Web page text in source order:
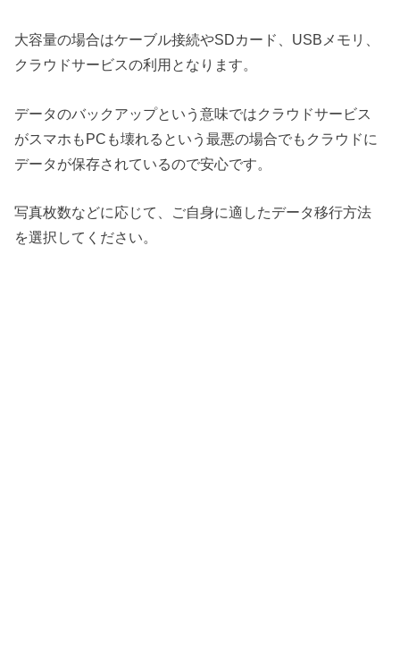
大容量の場合はケーブル接続やSDカード、USBメモリ、
クラウドサービスの利用となります。
データのバックアップという意味ではクラウドサービス
がスマホもPCも壊れるという最悪の場合でもクラウドに
データが保存されているので安心です。
写真枚数などに応じて、ご自身に適したデータ移行方法
を選択してください。